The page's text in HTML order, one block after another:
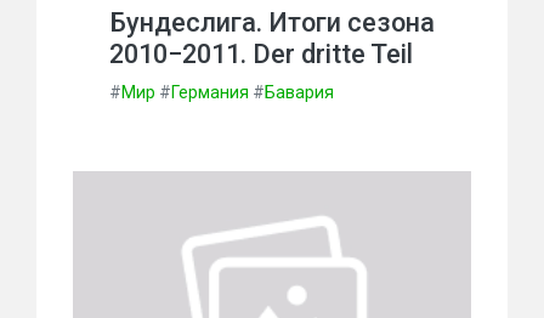
Бундеслига. Итоги сезона
2010−2011. Der dritte Teil
#Мир #Германия #Бавария